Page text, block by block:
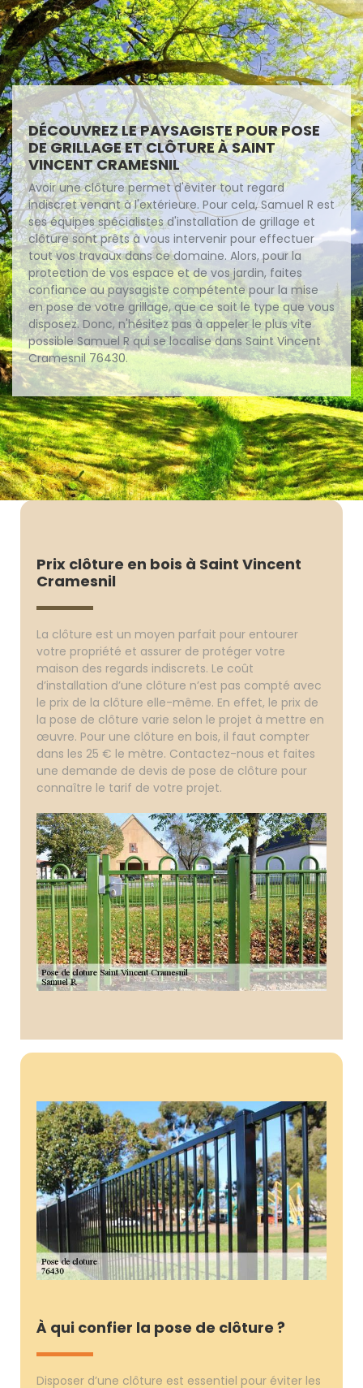
DÉCOUVREZ LE PAYSAGISTE POUR POSE
DE GRILLAGE ET CLÔTURE À SAINT
VINCENT CRAMESNIL
Avoir une clôture permet d'éviter tout regard
indiscret venant à l'extérieure. Pour cela, Samuel R est
ses équipes spécialistes d'installation de grillage et
clôture sont prêts à vous intervenir pour effectuer
tout vos travaux dans ce domaine. Alors, pour la
protection de vos espace et de vos jardin, faites
confiance au paysagiste compétente pour la mise
en pose de votre grillage, que ce soit le type que vous
disposez. Donc, n'hésitez pas à appeler le plus vite
possible Samuel R qui se localise dans Saint Vincent
Cramesnil 76430.
Prix clôture en bois à Saint Vincent
Cramesnil
La clôture est un moyen parfait pour entourer
votre propriété et assurer de protéger votre
maison des regards indiscrets. Le coût
d’installation d’une clôture n’est pas compté avec
le prix de la clôture elle-même. En effet, le prix de
la pose de clôture varie selon le projet à mettre en
œuvre. Pour une clôture en bois, il faut compter
dans les 25 € le mètre. Contactez-nous et faites
une demande de devis de pose de clôture pour
connaître le tarif de votre projet.
À qui confier la pose de clôture ?
Disposer d’une clôture est essentiel pour éviter les